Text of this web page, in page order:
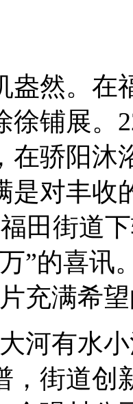
盎然。在
徐铺展。
在骄阳沐
是对丰
田街道
”的喜讯
充满希
河有水
，街道创